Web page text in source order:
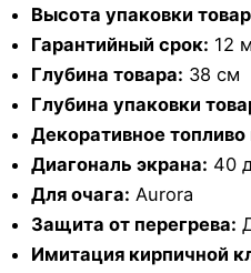
Высота упаковки
Гарантийный срок: 12
Глубина товара: 38 см
Глубина упаковки
Декоративное
Диагональ экрана: 40
Для очага: Aurora
Защита от перегрева:
Имитация кирпичной